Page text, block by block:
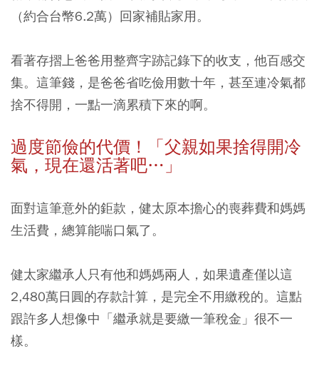
（約合台幣6.2萬）回家補貼家用。
看著存摺上爸爸用整齊字跡記錄下的收支，他百感交
集。這筆錢，是爸爸省吃儉用數十年，甚至連冷氣都
捨不得開，一點一滴累積下來的啊。
過度節儉的代價！「父親如果捨得開冷
氣，現在還活著吧…」
面對這筆意外的鉅款，健太原本擔心的喪葬費和媽媽
生活費，總算能喘口氣了。
健太家繼承人只有他和媽媽兩人，如果遺產僅以這
2,480萬日圓的存款計算，是完全不用繳稅的。這點
跟許多人想像中「繼承就是要繳一筆稅金」很不一
樣。